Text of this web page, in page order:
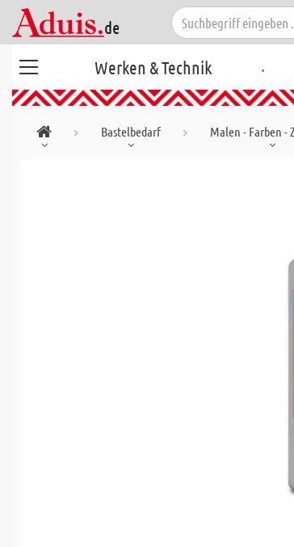
Werken & Technik .
Bastelbedarf Malen - Farben -